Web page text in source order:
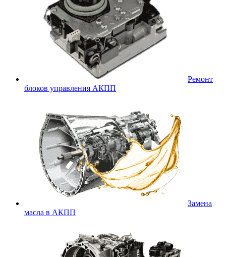
Ремонт
блоков управления АКПП
Замена
масла в АКПП